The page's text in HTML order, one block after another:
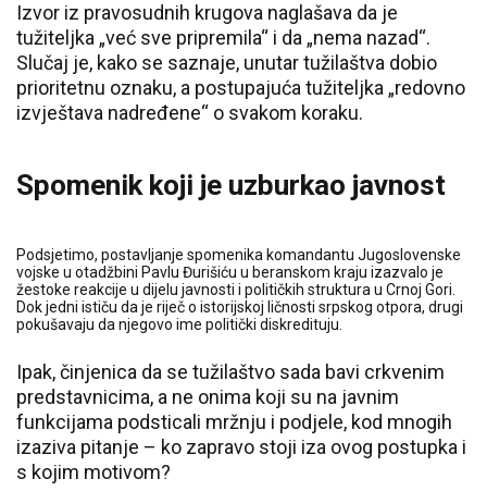
Izvor iz pravosudnih krugova naglašava da je
tužiteljka „već sve pripremila“ i da „nema nazad“.
Slučaj je, kako se saznaje, unutar tužilaštva dobio
prioritetnu oznaku, a postupajuća tužiteljka „redovno
izvještava nadređene“ o svakom koraku.
Spomenik koji je uzburkao javnost
Podsjetimo, postavljanje spomenika komandantu Jugoslovenske
vojske u otadžbini Pavlu Đurišiću u beranskom kraju izazvalo je
žestoke reakcije u dijelu javnosti i političkih struktura u Crnoj Gori.
Dok jedni ističu da je riječ o istorijskoj ličnosti srpskog otpora, drugi
pokušavaju da njegovo ime politički diskredituju.
Ipak, činjenica da se tužilaštvo sada bavi crkvenim
predstavnicima, a ne onima koji su na javnim
funkcijama podsticali mržnju i podjele, kod mnogih
izaziva pitanje – ko zapravo stoji iza ovog postupka i
s kojim motivom?